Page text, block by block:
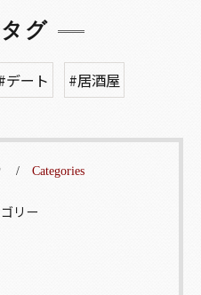
グ
デート #居酒屋
Categories
リー